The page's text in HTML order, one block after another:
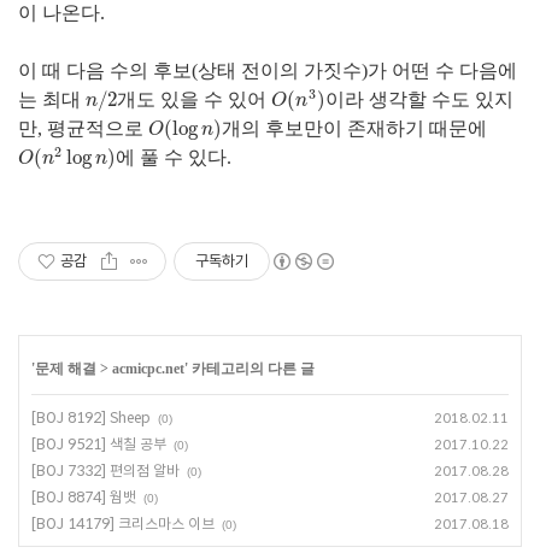
이 나온다.
이 때 다음 수의 후보(상태 전이의 가짓수)가 어떤 수 다음에
는 최대 n/2
n/2 개도 있을 수 있어O(n3)
O(n3) 이라 생각할 수도 있지
만, 평균적으로 O(logn)
O(logn) 개의 후보만이 존재하기 때문에
O(n2 logn)
O(n2logn) 에 풀 수 있다.
공감 구독하기
'문제 해결 > acmicpc.net' 카테고리의 다른 글
[BOJ 8192] Sheep (0) 2018.02.11
[BOJ 9521] 색칠 공부 (0) 2017.10.22
[BOJ 7332] 편의점 알바 (0) 2017.08.28
[BOJ 8874] 웜뱃 (0) 2017.08.27
[BOJ 14179] 크리스마스 이브 (0) 2017.08.18